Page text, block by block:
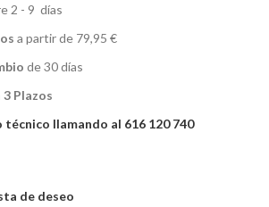
2 - 9 días
a partir de 79,95 €
de 30 días
3 Plazos
llamando al 616 120 740
de deseo